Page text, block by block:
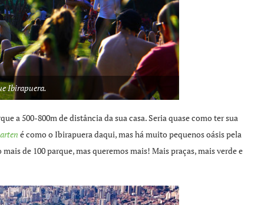
Ibirapuera.
a 500-800m de distância da sua casa. Seria quase como ter sua
é como o Ibirapuera daqui, mas há muito pequenos oásis pela
de 100 parque, mas queremos mais! Mais praças, mais verde e